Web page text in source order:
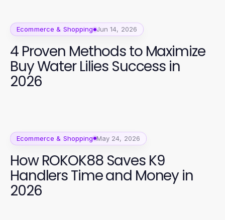
Ecommerce & Shopping Jun 14, 2026
4 Proven Methods to Maximize
Buy Water Lilies Success in
2026
Ecommerce & Shopping May 24, 2026
How ROKOK88 Saves K9
Handlers Time and Money in
2026